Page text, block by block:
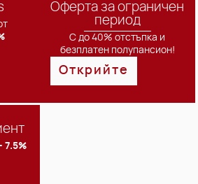
Оферта за ограничен
период
С до 40% отстъпка и
безплатен полупансион!
Открийте
7.5%